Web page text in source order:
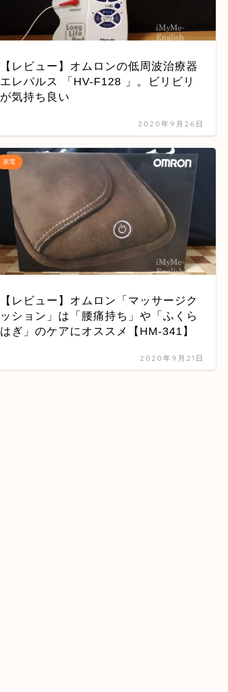
【レビュー】オムロンの低周波治療器
エレパルス 「HV-F128 」。ビリビリ
が気持ち良い
2020年9月26日
家電
【レビュー】オムロン「マッサージク
ッション」は「腰痛持ち」や「ふくら
はぎ」のケアにオススメ【HM-341】
2020年9月21日